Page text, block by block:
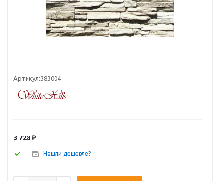
Артикул:383004
3 728₽
Нашли дешевле?